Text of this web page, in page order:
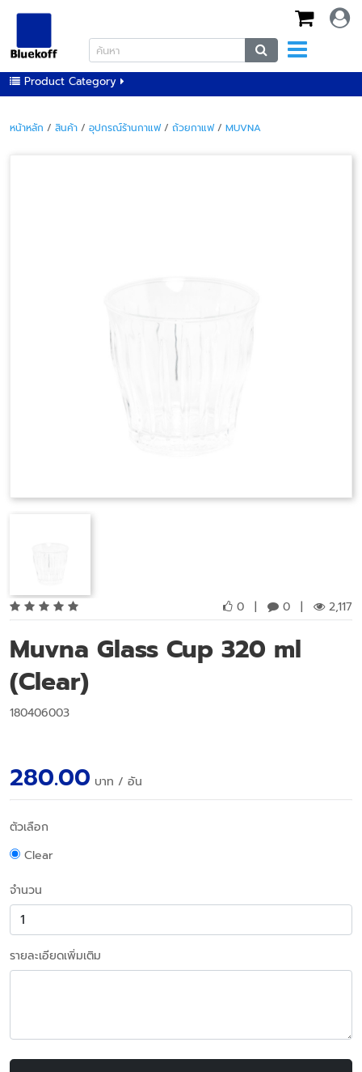
Product Category
หน้าหลัก / สินค้า / อุปกรณ์ร้านกาแฟ/ ถ้วยกาแฟ/ MUVNA
0 | 0 | 2,117
Muvna Glass Cup 320 ml
(Clear)
180406003
280.00 บาท / อัน
ตัวเลือก
Clear
จำนวน
รายละเอียดเพิ่มเติม